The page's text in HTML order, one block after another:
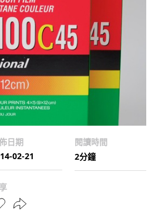
日期
02-21
閱讀時間
2分鐘